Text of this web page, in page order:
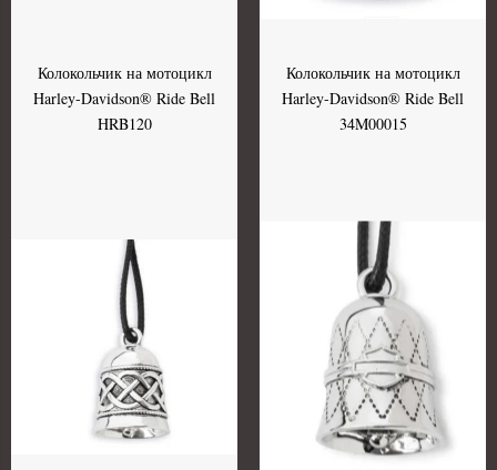
Колокольчик на мотоцикл
Harley-Davidson® Ride Bell
HRB120
Колокольчик на мотоцикл
Harley-Davidson® Ride Bell
34M00015